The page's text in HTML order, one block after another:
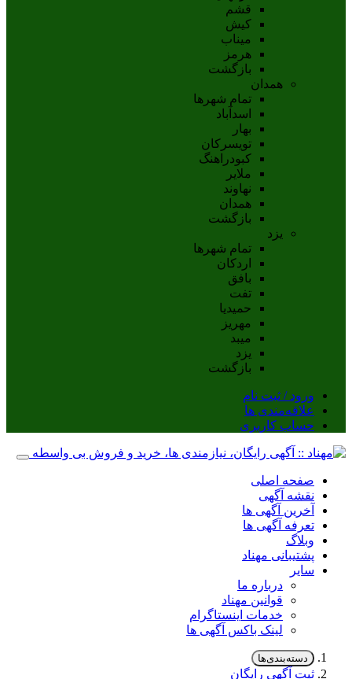
قشم
کيش
ميناب
هرمز
بازگشت
همدان
تمام شهر‌ها
اسدآباد
بهار
تويسرکان
کبودراهنگ
ملاير
نهاوند
همدان
بازگشت
یزد
تمام شهر‌ها
اردکان
بافق
تفت
حميديا
مهریز
ميبد
يزد
بازگشت
ورود / ثبت نام
علاقه‌مندی ها
حساب کاربری
صفحه اصلی
نقشه آگهی
آخرین آگهی ها
تعرفه آگهی ها
وبلاگ
پشتیبانی مهناد
سایر
درباره ما
قوانین مهناد
خدمات اینستاگرام
لینک باکس آگهی ها
دسته‌بندی‌ها
ثبت آگهی رایگان